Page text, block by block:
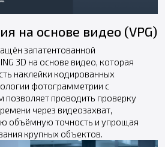
на основе видео (VPG)
запатентованной
3D на основе видео, которая
наклейки кодированных
фотограмметрии с
проводить проверку
через видеозахват,
объёмную точность и упрощая
крупных объектов.